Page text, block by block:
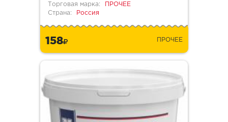
Торговая марка:
ПРОЧЕЕ
Страна:
Россия
158 ПРОЧЕЕ